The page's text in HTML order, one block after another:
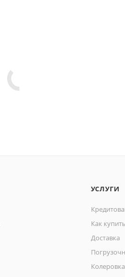
УСЛУГИ
Как купить
Доставка
Колеровка